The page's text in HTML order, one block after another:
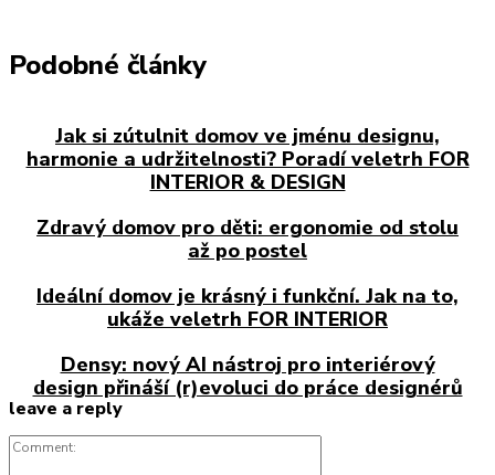
Podobné články
Jak si zútulnit domov ve jménu designu,
harmonie a udržitelnosti? Poradí veletrh FOR
INTERIOR & DESIGN
Zdravý domov pro děti: ergonomie od stolu
až po postel
Ideální domov je krásný i funkční. Jak na to,
ukáže veletrh FOR INTERIOR
Densy: nový AI nástroj pro interiérový
design přináší (r)evoluci do práce designérů
leave a reply